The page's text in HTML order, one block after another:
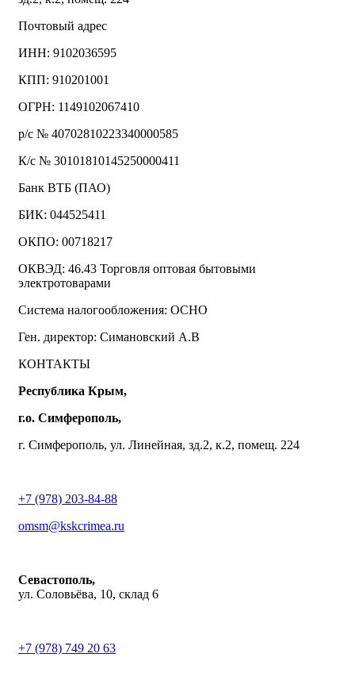
Почтовый адрес
ИНН: 9102036595
КПП: 910201001
ОГРН: 1149102067410
р/с № 40702810223340000585
К/с № 30101810145250000411
Банк ВТБ (ПАО)
БИК: 044525411
ОКПО: 00718217
ОКВЭД: 46.43 Торговля оптовая бытовыми
электротоварами
Система налогообложения: ОСНО
Ген. директор: Симановский А.В
КОНТАКТЫ
Республика Крым,
г.о. Симферополь,
г. Симферополь, ул. Линейная, зд.2, к.2, помещ. 224
+7 (978) 203-84-88
omsm@kskcrimea.ru
Севастополь,
ул. Соловьёва, 10, склад 6
+7 (978) 749 20 63